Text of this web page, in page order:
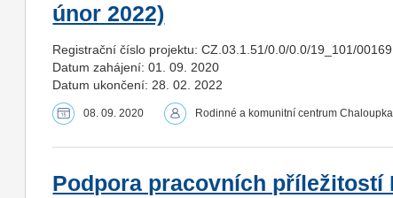
únor 2022)
Registrační číslo projektu: CZ.03.1.51/0.0/0.0/19_101/
Datum zahájení: 01. 09. 2020
Datum ukončení: 28. 02. 2022
08. 09. 2020 Rodinné a komunitní centrum Chaloupka
Podpora pracovních příležitostí